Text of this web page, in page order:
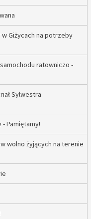
Giżycach na potrzeby
samochodu ratowniczo -
Sylwestra
Pamiętamy!
wolno żyjących na terenie